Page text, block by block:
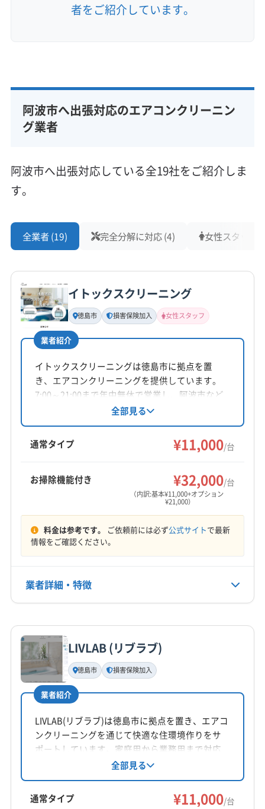
者をご紹介しています。
阿波市へ出張対応のエアコンクリーニン
グ業者
阿波市へ出張対応している全19社をご紹介しま
す。
全業者 (19) 完全分解に対応 (4) 女性スタッフ
イトックスクリーニング
徳島市 損害保険加入 女性スタッフ
業者紹介
イトックスクリーニングは徳島市に拠点を置
き、エアコンクリーニングを提供しています。
7:00～21:00まで年中無休で営業し、阿波市など
徳島県内が対応エリアです。損害保険加入済
み。基本料金11,000円からで、複数台割引や消臭
抗菌コート等のオプションも用意。エコ洗剤を
使用し、土日祝日も対応、女性スタッフの同行
全部見る
通常タイプ ¥11,000/台
お掃除機能付き ¥32,000/台
（内訳:基本¥11,000+オプション
¥21,000）
料金は参考です。 ご依頼前には必ず公式サイトで最新
情報をご確認ください。
業者詳細・特徴
基本情報
代表者名
山下祥太郎
所在地
徳島県徳島市八万町(千鳥)69-5
対応地域
吉野川市 小松島市
板野郡松茂町
板野郡上板町
板野郡板野町
板野郡北島町
LIVLAB (リブラブ)
徳島市 損害保険加入
業者紹介
LIVLAB(リブラブ)は徳島市に拠点を置き、エアコ
ンクリーニングを通じて快適な住環境作りをサ
ポートしています。家庭用から業務用まで対応
し、丁寧な分解洗浄でアレルギー対策にも注
力。PayPayやクレジットカード決済も可能で
す。損害保険に加入済みです。
全部見る
通常タイプ ¥11,000/台